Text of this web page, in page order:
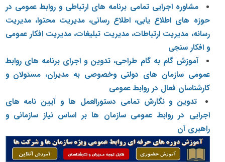
مشاوره اجرایی تمامی برنامه های ارتباطی و روابط عمومی در
حوزه های اطلاع یابی، اطلاع رسانی، مدیریت محتوا، مدیریت
رسانه، مدیریت ارتباطات، مدیریت تبلیغات، مدیریت افکار عمومی
و افکار سنجی
آموزش گام به گام طراحی، تدوین و اجرای برنامه های روابط
عمومی سازمان های دولتی وخصوصی به مدیران، مسئولان و
کارشناسان فعال در روابط عمومی
تدوین و نگارش تمامی دستورالعمل ها و آیین نامه های
اجرایی در روابط عمومی سازمان ها بر اساس نیاز سازمانی و
راهبری آن